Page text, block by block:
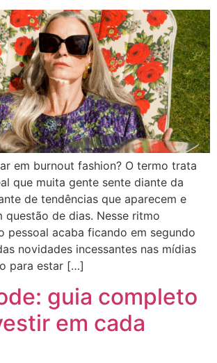
em burnout fashion? O termo trata
que muita gente sente diante da
de tendências que aparecem e
questão de dias. Nesse ritmo
pessoal acaba ficando em segundo
novidades incessantes nas mídias
para estar […]
guia completo
em cada